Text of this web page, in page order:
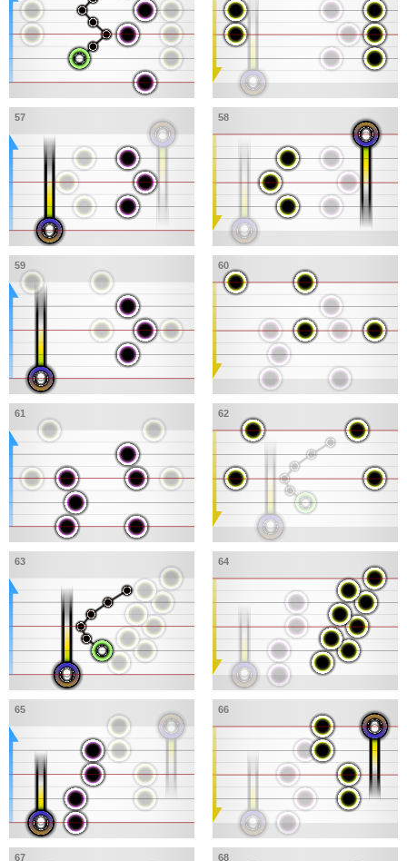
57 58
59 60
61 62
63 64
65 66
67 68